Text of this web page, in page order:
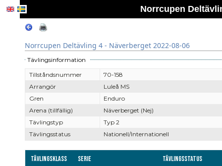
Norrcupen
Norrcupen Deltävling 4 - Näverberget 2022-08-06
Tävlingsinformation
Tillståndsnummer
70-158
Arrangör
Luleå MS
Gren
Enduro
Arena (tillfällig)
Näverberget (Nej)
Tävlingstyp
Typ 2
Tävlingsstatus
Nationell/Internationell
Tävlingsklass Serie Tävlingsstatus